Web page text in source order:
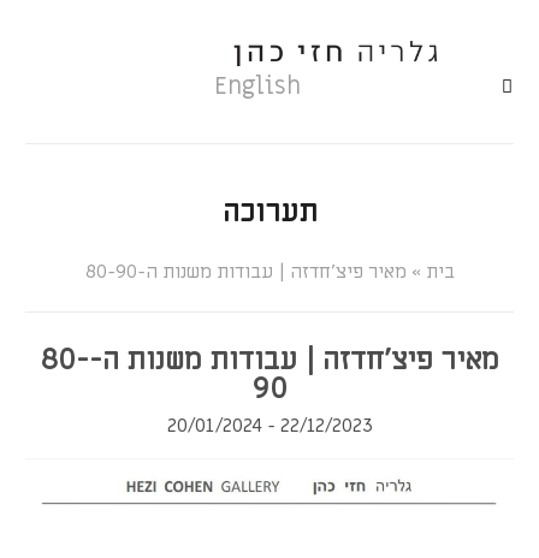
English
תערוכה
» מאיר פיצ'חדזה | עבודות משנות ה-80-90
מאיר פיצ'חדזה | עבודות משנות ה-80-
90
22/12/2023 - 20/01/2024